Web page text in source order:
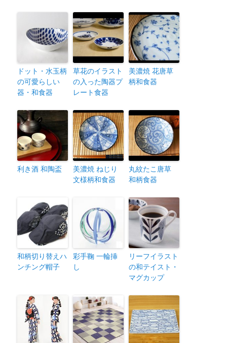
ドット・水玉柄
の可愛らしい
器・和食器
草花のイラスト
の入った陶器プ
レート食器
美濃焼 花唐草
柄和食器
利き酒 和陶盃
美濃焼 ねじり
文様柄和食器
丸紋たこ唐草
和柄食器
和柄切り替えハ
ンチング帽子
彩手鞠 一輪挿
し
リーフイラスト
の和テイスト・
マグカップ